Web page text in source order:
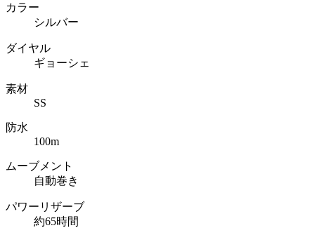
カラー
シルバー
ダイヤル
ギョーシェ
素材
SS
防水
100m
ムーブメント
自動巻き
パワーリザーブ
約65時間